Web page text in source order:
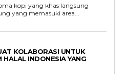
kopi yang khas langsung
yang memasuki area...
KOLABORASI UNTUK
HALAL INDONESIA YANG